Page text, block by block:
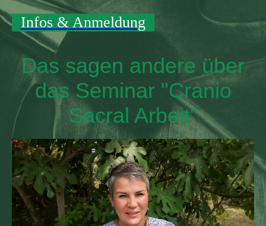
Infos & Anmeldung
Das sagen andere über
das Seminar "Cranio
Sacral Arbeit"